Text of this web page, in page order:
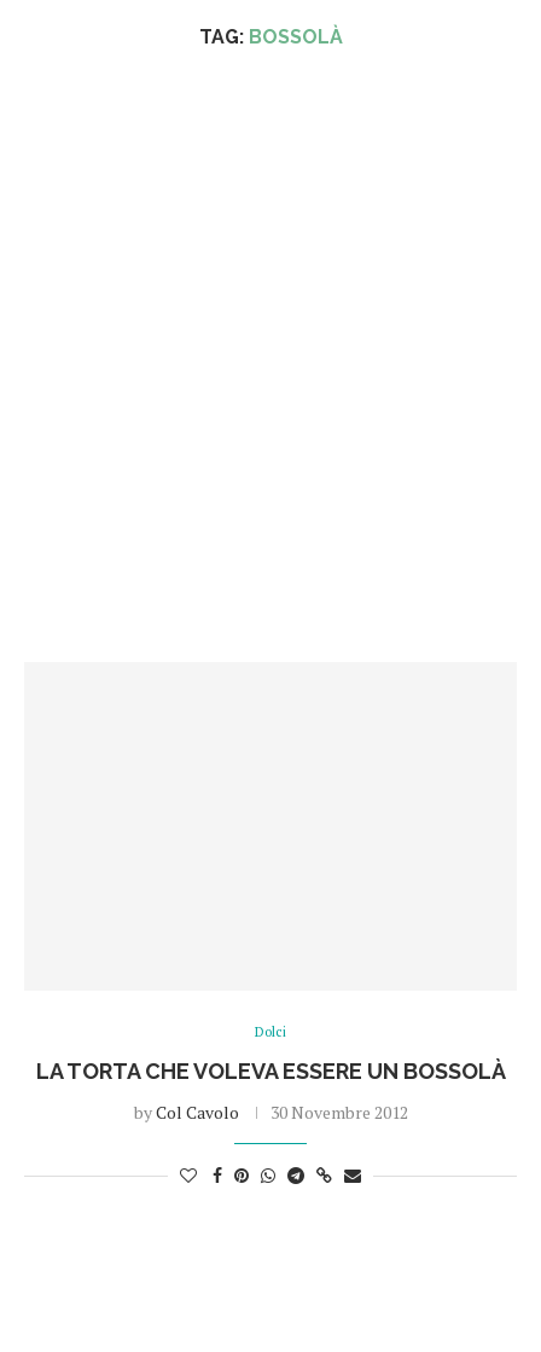
TAG: BOSSOLÀ
Dolci
LA TORTA CHE VOLEVA ESSERE UN BOSSOLÀ
byCol Cavolo 30 Novembre 2012